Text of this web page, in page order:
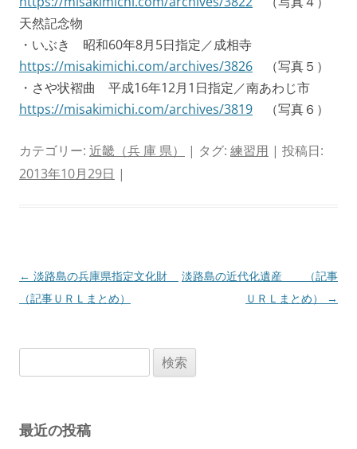
天然記念物
・いぶき 昭和60年8月5日指定／成相寺
https://misakimichi.com/archives/3826 （写真５）
・さや状褶曲 平成16年12月1日指定／南あわじ市
https://misakimichi.com/archives/3819 （写真６）
カテゴリー: 近畿（兵 庫 県） | タグ: 練習用 | 投稿日:
2013年10月29日 |
投
稿
ョ
← 淡路島の兵庫県指定文化財
（記事ＵＲＬまとめ）
淡路島の近代化遺産 （記事
ＵＲＬまとめ）
→
索:
最近の投稿